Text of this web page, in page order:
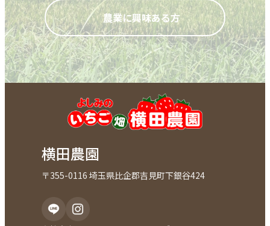
農業に興味ある方
横田農園
〒355-0116 埼玉県比企郡吉見町下銀谷424